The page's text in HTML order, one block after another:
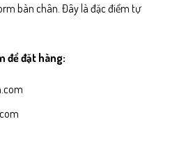
bàn chân. Đây là đặc điểm tự
để đặt hàng: